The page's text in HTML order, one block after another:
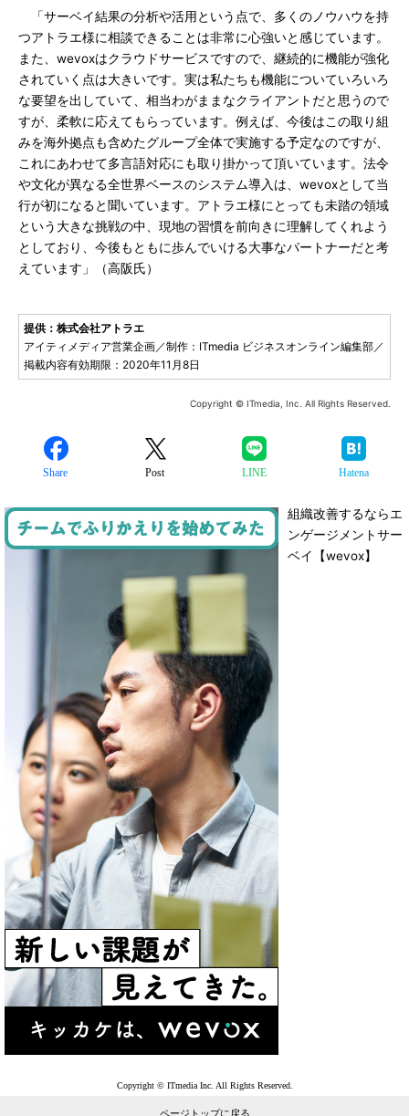
「サーベイ結果の分析や活用という点で、多くのノウハウを持
つアトラエ様に相談できることは非常に心強いと感じています。
また、wevoxはクラウドサービスですので、継続的に機能が強化
されていく点は大きいです。実は私たちも機能についていろいろ
な要望を出していて、相当わがままなクライアントだと思うので
すが、柔軟に応えてもらっています。例えば、今後はこの取り組
みを海外拠点も含めたグループ全体で実施する予定なのですが、
これにあわせて多言語対応にも取り掛かって頂いています。法令
や文化が異なる全世界ベースのシステム導入は、wevoxとして当
行が初になると聞いています。アトラエ様にとっても未踏の領域
という大きな挑戦の中、現地の習慣を前向きに理解してくれよう
としており、今後もともに歩んでいける大事なパートナーだと考
えています」（高阪氏）
提供：株式会社アトラエ
アイティメディア営業企画／制作：ITmedia ビジネスオンライン編集部／
掲載内容有効期限：2020年11月8日
Copyright © ITmedia, Inc. All Rights Reserved.
Share Post LINE Hatena
組織改善するならエ
ンゲージメントサー
ベイ【wevox】
Copyright © ITmedia Inc. All Rights Reserved.
ページトップに戻る